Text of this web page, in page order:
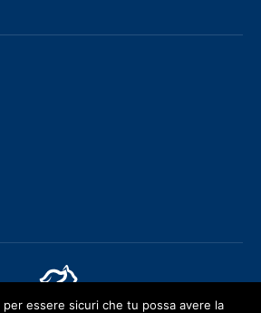
per essere sicuri che tu possa avere la